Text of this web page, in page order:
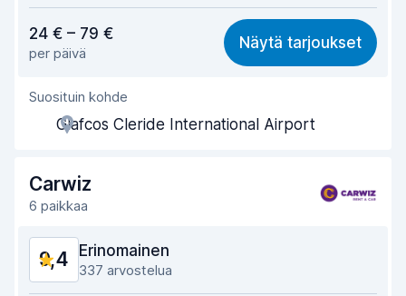
9,2
Löytämisen helppous 9,5
Toimihenkilön avuliaisuus
Noutonopeus
Palautusnopeus
Auton siisteys
Auton kunto
24 € – 79 €
per päivä
Näytä tarjoukset
Suosituin kohde
Glafcos Cleride International Airport
Carwiz
6 paikkaa
9,4 Erinomainen
337 arvostelua